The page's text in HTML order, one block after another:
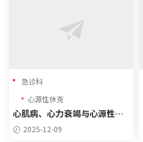
急诊科
心源性休克
心肌病、心力衰竭与心源性休
克的诊疗精要与危重病例分析
2025-12-09